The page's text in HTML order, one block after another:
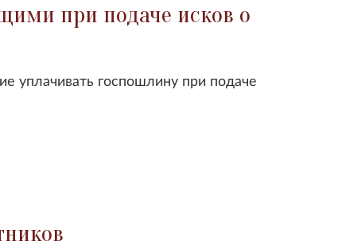
при подаче исков о
уплачивать госпошлину при подаче